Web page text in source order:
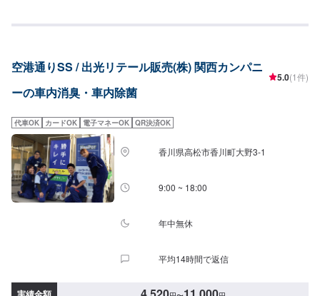
空港通りSS / 出光リテール販売(株) 関西カンパニ
ーの車内消臭・車内除菌
5.0(1件)
代車OK カードOK 電子マネーOK QR決済OK
香川県高松市香川町大野3-1
9:00 ~ 18:00
年中無休
平均14時間で返信